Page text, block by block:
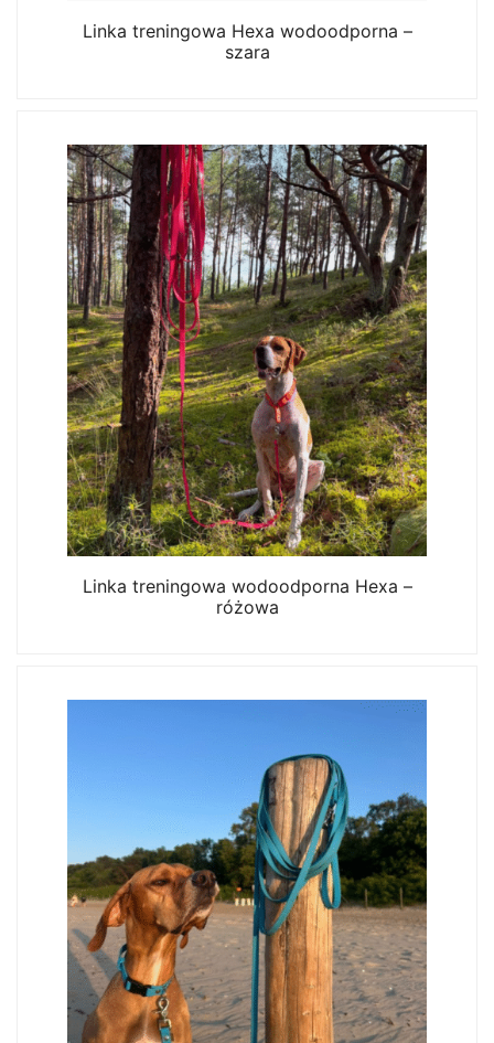
Linka treningowa Hexa wodoodporna –
szara
Linka treningowa wodoodporna Hexa –
różowa